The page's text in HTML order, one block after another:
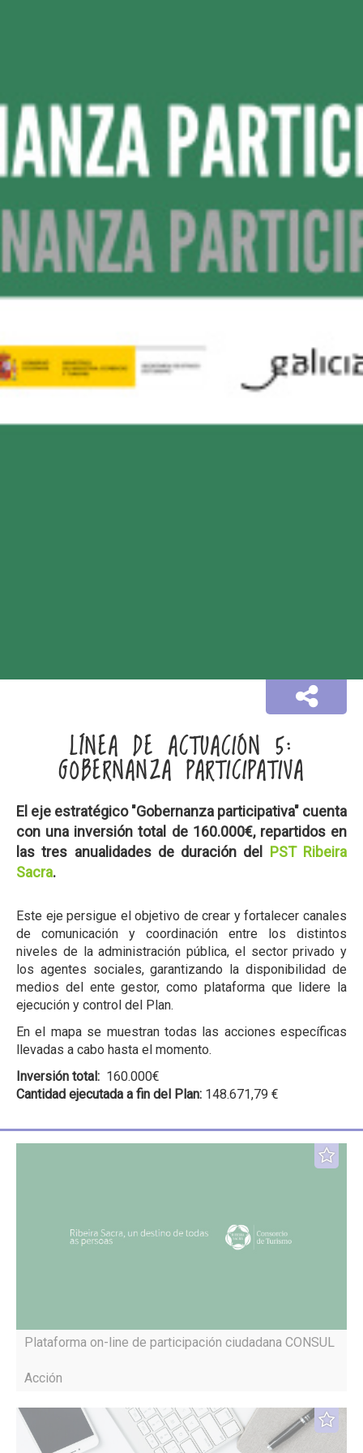
LÍNEA DE ACTUACIÓN 5:
GOBERNANZA PARTICIPATIVA
El eje estratégico "Gobernanza participativa" cuenta
con una inversión total de 160.000€, repartidos en
las tres anualidades de duración del PST Ribeira
Sacra.
Este eje persigue el objetivo de crear y fortalecer canales
de comunicación y coordinación entre los distintos
niveles de la administración pública, el sector privado y
los agentes sociales, garantizando la disponibilidad de
medios del ente gestor, como plataforma que lidere la
ejecución y control del Plan.
En el mapa se muestran todas las acciones específicas
llevadas a cabo hasta el momento.
Inversión total: 160.000€
Cantidad ejecutada a fin del Plan: 148.671,79 €
Plataforma on-line de participación ciudadana CONSUL
Acción